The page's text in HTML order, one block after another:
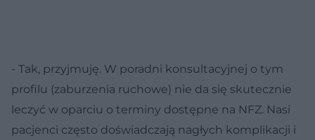
- Tak, przyjmuję. W poradni konsultacyjnej o tym
profilu (zaburzenia ruchowe) nie da się skutecznie
leczyć w oparciu o terminy dostępne na NFZ. Nasi
pacjenci często doświadczają nagłych komplikacji i